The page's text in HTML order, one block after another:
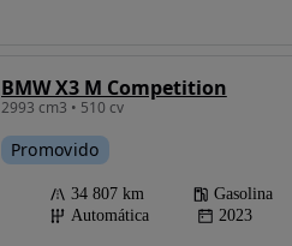
BMW X3 M Competition
2993 cm3 • 510 cv
Promovido
34 807 km
Gasolina
Automática
2023